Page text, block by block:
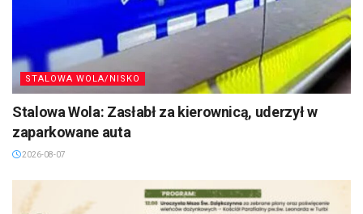
STALOWA WOLA/NISKO
Stalowa Wola: Zasłabł za kierownicą, uderzył w
zaparkowane auta
2026-08-07